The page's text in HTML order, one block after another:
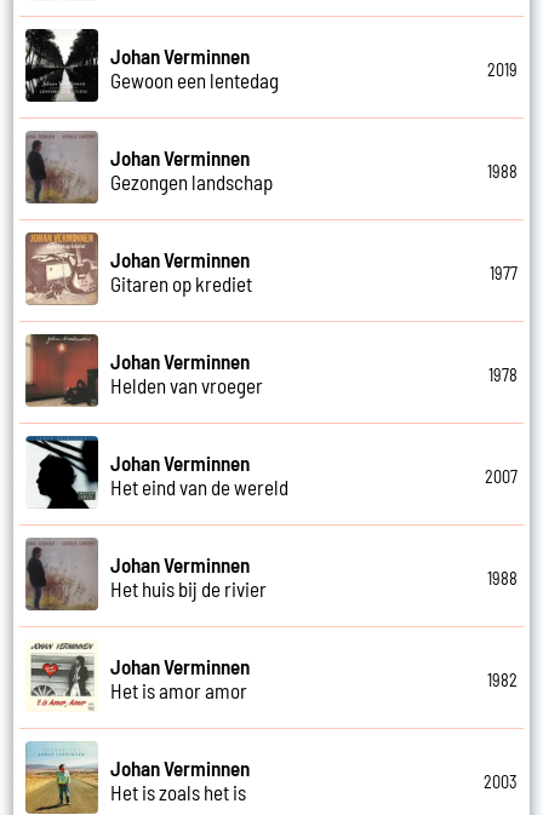
Johan Verminnen
Gewoon een lentedag
2019
Johan Verminnen
Gezongen landschap
1988
Johan Verminnen
Gitaren op krediet
1977
Johan Verminnen
Helden van vroeger
1978
Johan Verminnen
Het eind van de wereld
2007
Johan Verminnen
Het huis bij de rivier
1988
Johan Verminnen
Het is amor amor
1982
Johan Verminnen
Het is zoals het is
2003